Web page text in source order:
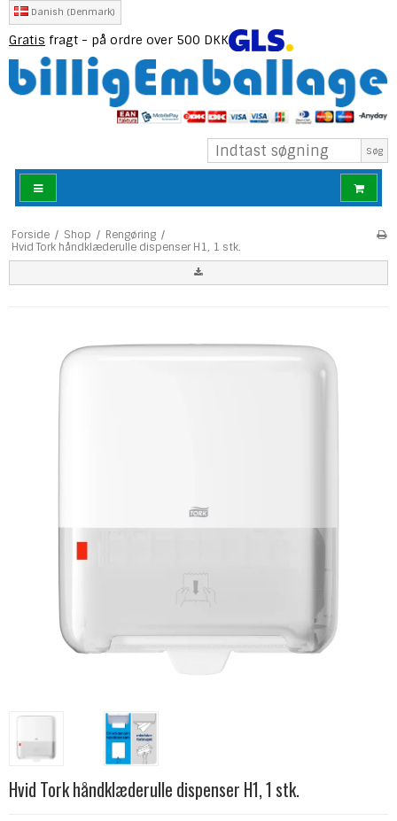
Danish (Denmark)
Gratis fragt - på ordre over 500 DKK
Søg
Forside / Shop / Rengøring /
Hvid Tork håndklæderulle dispenser H1, 1 stk.
Hvid Tork håndklæderulle dispenser H1, 1 stk.